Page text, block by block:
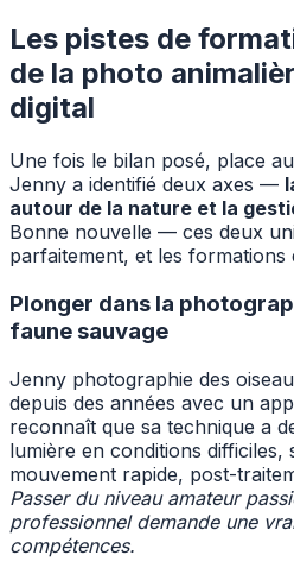
Les pistes de
de la photo
digital
Une fois le bilan posé, place
Jenny a identifié deux axes —
autour de la nature et la
Bonne nouvelle — ces deux
parfaitement, et les formations
Plonger dans la
faune sauvage
Jenny photographie des
depuis des années avec un
reconnaît que sa technique a
lumière en conditions difficiles,
mouvement rapide, post-
Passer du niveau amateur
professionnel demande une
compétences.